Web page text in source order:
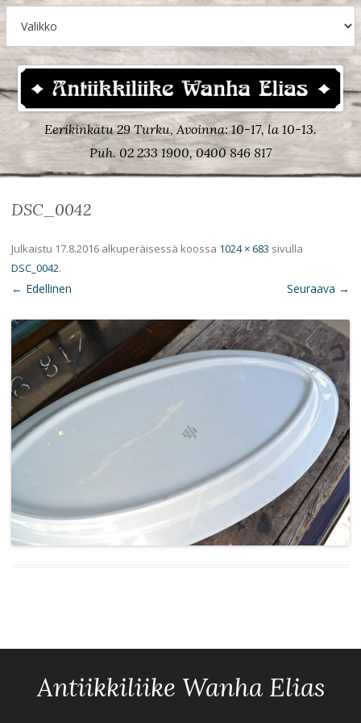
Eerikinkatu 29 Turku, Avoinna: 10-17, la 10-13.
Puh. 02 233 1900, 0400 846 817
DSC_0042
Julkaistu 17.8.2016 alkuperäisessä koossa 1024 × 683 sivulla
DSC_0042.
← Edellinen Seuraava →
Antiikkiliike Wanha Elias